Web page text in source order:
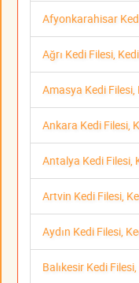
Afyonkarahisar
Ağrı Kedi Filesi,
Amasya Kedi Filesi,
Ankara Kedi Filesi,
Antalya Kedi Filesi,
Artvin Kedi Filesi,
Aydın Kedi Filesi,
Balıkesir Kedi